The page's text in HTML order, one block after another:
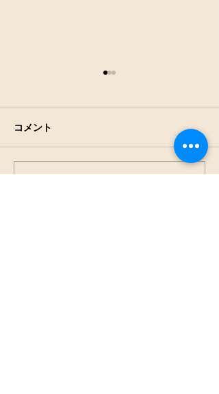
田んぼの生きもの観察
コメント